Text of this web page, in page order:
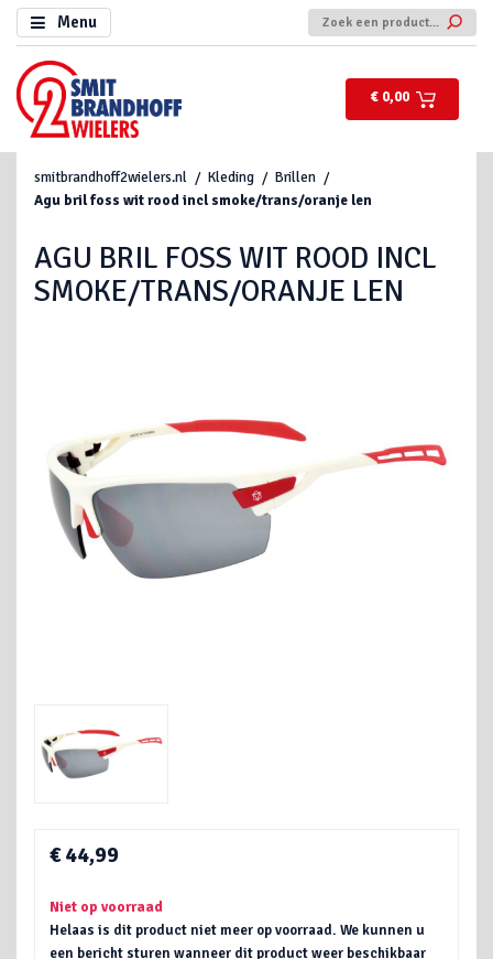
Menu
€ 0,00
smitbrandhoff2wielers.nl Kleding
Brillen
Agu bril foss wit rood incl smoke/trans/oranje len
AGU BRIL FOSS WIT ROOD INCL
SMOKE/TRANS/ORANJE LEN
€ 44,99
Niet op voorraad
Helaas is dit product niet meer op voorraad. We kunnen u
een bericht sturen wanneer dit product weer beschikbaar